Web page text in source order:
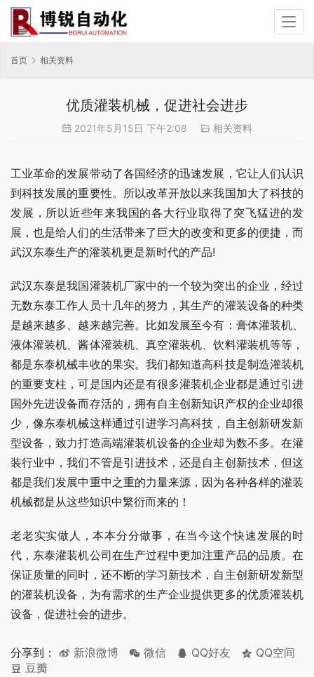
首页 相关资料
优质灌装机械，促进社会进步
2021年5月15日 下午2:08 相关资料
工业革命的发展带动了各国经济的迅速发展，它让人们认识
到科技发展的重要性。所以改革开放以来我国加大了科技的
发展，所以近些年来我国的各大行业取得了突飞猛进的发
展，也是给人们的生活带来了巨大的改变和更多的便捷，而
武汉东泰生产的灌装机更是新时代的产品!
武汉东泰是我国灌装机厂家中的一个较为突出的企业，经过
无数东泰工作人员十几年的努力，其生产的灌装设备的种类
是越来越多、越来越完善。比如发展至今有：膏体灌装机、
液体灌装机、酱体灌装机、真空灌装机、饮料灌装机等等，
都是东泰机械丰收的果实。我们都知道高科技是制造灌装机
的重要支柱，可是国内还是有很多灌装机企业都是通过引进
国外先进设备而存活的，拥有自主创新知识产权的企业却很
少，像东泰机械这样通过引进学习高科技，自主创新研发新
型设备，致力打造高端灌装机设备的企业却为数不多。在灌
装行业中，我们不管是引进技术，还是自主创新技术，但这
都是我们发展中重中之重的力量来源，因为各种各样的灌装
机械都是从这些知识中繁衍而来的！
老老实实做人，本本分分做事，在当今这个快速发展的时
代，东泰灌装机公司在生产过程中更加注重产品的品质。在
保证质量的同时，还不断的学习新技术，自主创新研发新型
的灌装机设备，为有需求的生产企业提供更多的优质灌装机
设备，促进社会的进步。
分享到： 新浪微博 微信 QQ好友
QQ空间
豆瓣